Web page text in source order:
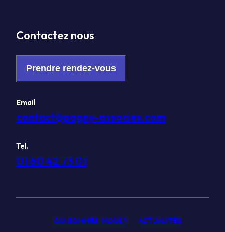
Contactez nous
Prendre rendez-vous
Email
contact@pagny-associes.com
Tel.
01 60 42 73 01
QUI SOMMES-NOUS ? ACTUALITÉS